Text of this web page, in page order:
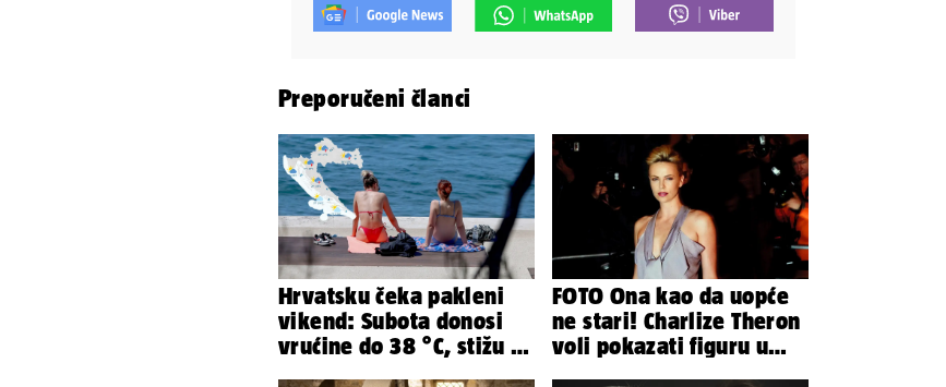
Preporučeni članci
Hrvatsku čeka pakleni
vikend: Subota donosi
vrućine do 38 °C, stižu i
FOTO Ona kao da uopće
ne stari! Charlize Theron
voli pokazati figuru u